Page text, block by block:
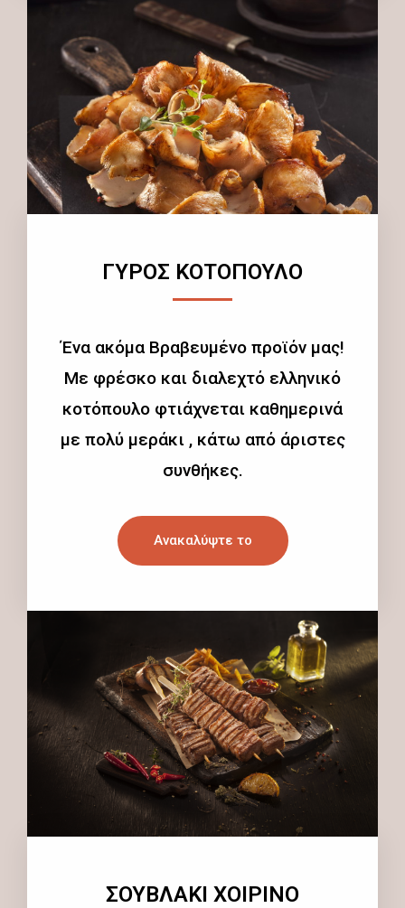
ΓΥΡΟΣ ΚΟΤΟΠΟΥΛΟ
Ένα ακόμα Βραβευμένο προϊόν μας!
Με φρέσκο και διαλεχτό ελληνικό
κοτόπουλο φτιάχνεται καθημερινά
με πολύ μεράκι , κάτω από άριστες
συνθήκες.
Ανακαλύψτε το
ΣΟΥΒΛΑΚΙ ΧΟΙΡΙΝΟ